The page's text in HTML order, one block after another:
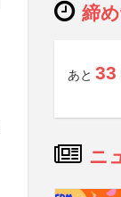
締
あと 33
ニ